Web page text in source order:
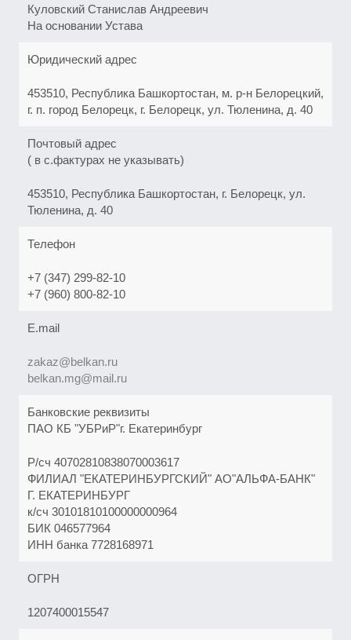
Куловский Станислав Андреевич
На основании Устава
Юридический адрес
453510, Республика Башкортостан, м. р-н Белорецкий,
г. п. город Белорецк, г. Белорецк, ул. Тюленина, д. 40
Почтовый адрес
( в с.фактурах не указывать)
453510, Республика Башкортостан, г. Белорецк, ул.
Тюленина, д. 40
Телефон
+7 (347) 299-82-10
+7 (960) 800-82-10
E.mail
zakaz@belkan.ru
belkan.mg@mail.ru
Банковские реквизиты
ПАО КБ "УБРиР"г. Екатеринбург
Р/сч 40702810838070003617
ФИЛИАЛ "ЕКАТЕРИНБУРГСКИЙ" АО"АЛЬФА-БАНК"
Г. ЕКАТЕРИНБУРГ
к/сч 30101810100000000964
БИК 046577964
ИНН банка 7728168971
ОГРН
1207400015547